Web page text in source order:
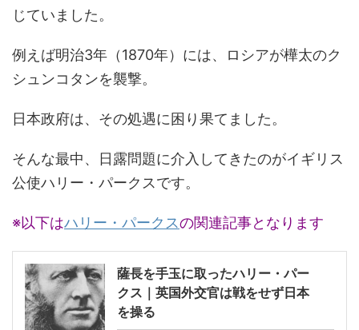
じていました。
例えば明治3年（1870年）には、ロシアが樺太のク
シュンコタンを襲撃。
日本政府は、その処遇に困り果てました。
そんな最中、日露問題に介入してきたのがイギリス
公使ハリー・パークスです。
※以下はハリー・パークスの関連記事となります
薩長を手玉に取ったハリー・パー
クス｜英国外交官は戦をせず日本
を操る